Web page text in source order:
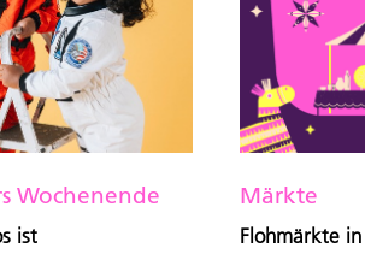
Wochenende
ist
Märkte
Flohmärkte